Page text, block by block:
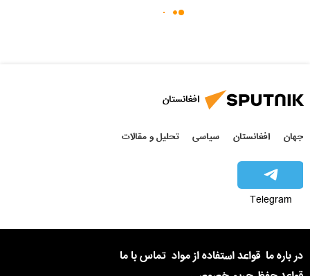
افغانستان
جهان افغانستان سیاسی تحلیل و مقالات
Telegram
در باره ما قواعد استفاده از مواد تماس با ما